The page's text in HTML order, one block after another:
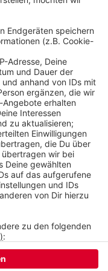
jetzt seine
diese
man, mit
die